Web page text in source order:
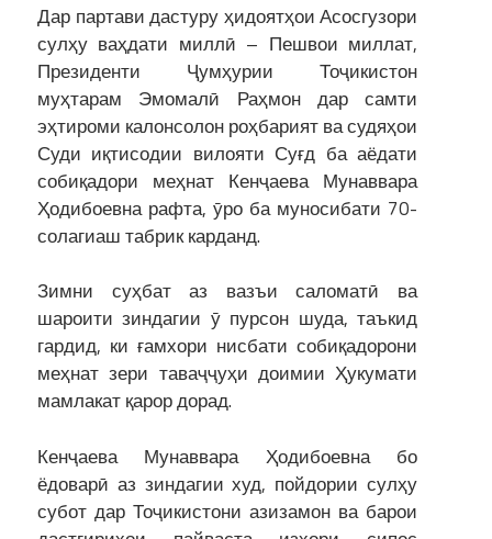
Дар партави дастуру ҳидоятҳои Асосгузори
сулҳу ваҳдати миллӣ – Пешвои миллат,
Президенти Ҷумҳурии Тоҷикистон
муҳтарам Эмомалӣ Раҳмон дар самти
эҳтироми калонсолон роҳбарият ва судяҳои
Суди иқтисодии вилояти Суғд ба аёдати
собиқадори меҳнат Кенҷаева Мунаввара
Ҳодибоевна рафта, ӯро ба муносибати 70-
солагиаш табрик карданд.
Зимни суҳбат аз вазъи саломатӣ ва
шароити зиндагии ӯ пурсон шуда, таъкид
гардид, ки ғамхори нисбати собиқадорони
меҳнат зери таваҷҷуҳи доимии Ҳукумати
мамлакат қарор дорад.
Кенҷаева Мунаввара Ҳодибоевна бо
ёдоварӣ аз зиндагии худ, пойдории сулҳу
субот дар Тоҷикистони азизамон ва барои